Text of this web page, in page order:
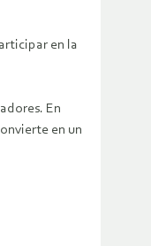
en la
En
en un